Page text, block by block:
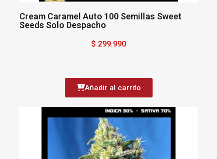
Cream Caramel Auto 100 Semillas Sweet
Seeds Solo Despacho
$ 299.990
Añadir al carrito